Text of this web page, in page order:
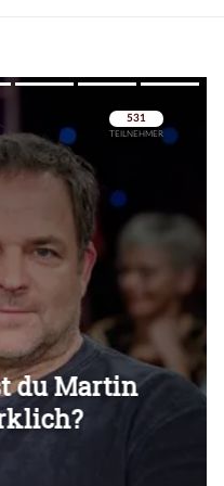
Überspringen
Überspringen